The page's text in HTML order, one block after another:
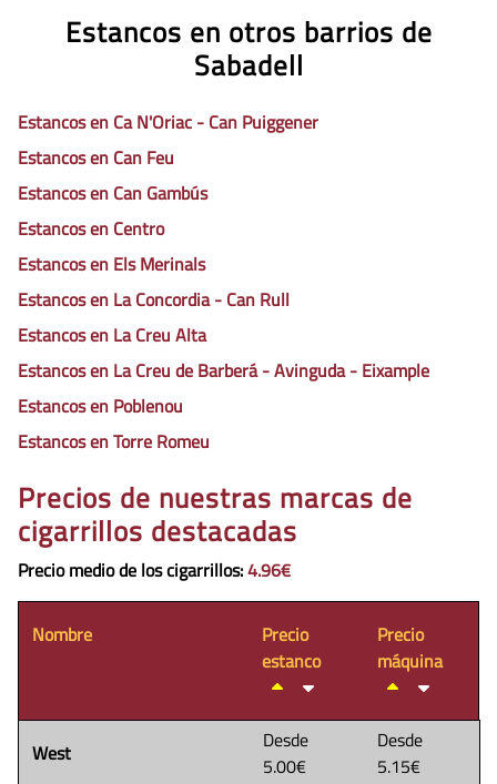
Estancos en otros barrios de
Sabadell
Estancos en Ca N'Oriac - Can Puiggener
Estancos en Can Feu
Estancos en Can Gambús
Estancos en Centro
Estancos en Els Merinals
Estancos en La Concordia - Can Rull
Estancos en La Creu Alta
Estancos en La Creu de Barberá - Avinguda - Eixample
Estancos en Poblenou
Estancos en Torre Romeu
Precios de nuestras marcas de
cigarrillos destacadas
Precio medio de los cigarrillos:4.96€
Nombre
Precio
estanco
Precio
máquina
West
Desde
5.00€
Desde
5.15€